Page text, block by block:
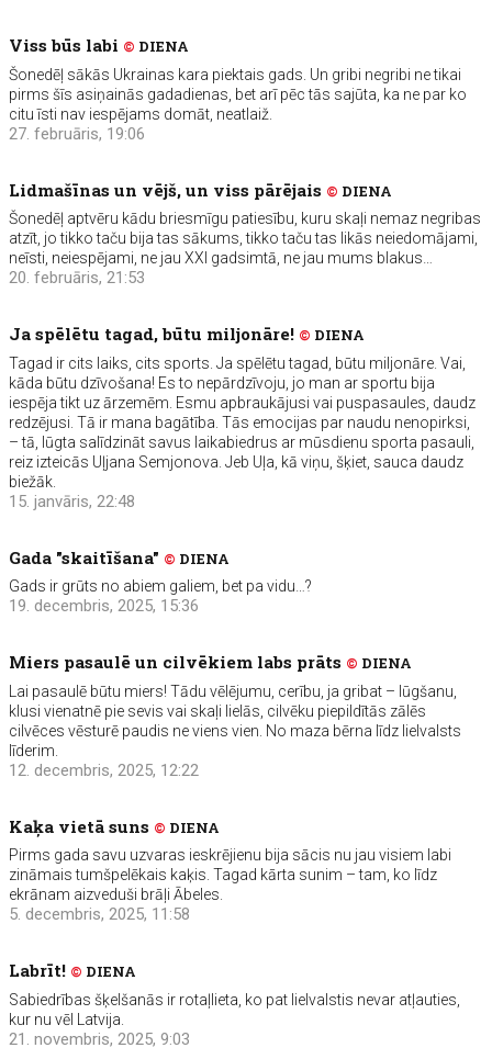
Viss būs labi © DIENA
Šonedēļ sākās Ukrainas kara piektais gads. Un gribi negribi ne tikai
pirms šīs asiņainās gadadienas, bet arī pēc tās sajūta, ka ne par ko
citu īsti nav iespējams domāt, neatlaiž.
27. februāris, 19:06
Lidmašīnas un vējš, un viss pārējais © DIENA
Šonedēļ aptvēru kādu briesmīgu patiesību, kuru skaļi nemaz negribas
atzīt, jo tikko taču bija tas sākums, tikko taču tas likās neiedomājami,
neīsti, neiespējami, ne jau XXI gadsimtā, ne jau mums blakus…
20. februāris, 21:53
Ja spēlētu tagad, būtu miljonāre! © DIENA
Tagad ir cits laiks, cits sports. Ja spēlētu tagad, būtu miljonāre. Vai,
kāda būtu dzīvošana! Es to nepārdzīvoju, jo man ar sportu bija
iespēja tikt uz ārzemēm. Esmu apbraukājusi vai puspasaules, daudz
redzējusi. Tā ir mana bagātība. Tās emocijas par naudu nenopirksi,
– tā, lūgta salīdzināt savus laikabiedrus ar mūsdienu sporta pasauli,
reiz izteicās Uļjana Semjonova. Jeb Uļa, kā viņu, šķiet, sauca daudz
biežāk.
15. janvāris, 22:48
Gada "skaitīšana" © DIENA
Gads ir grūts no abiem galiem, bet pa vidu…?
19. decembris, 2025, 15:36
Miers pasaulē un cilvēkiem labs prāts © DIENA
Lai pasaulē būtu miers! Tādu vēlējumu, cerību, ja gribat – lūgšanu,
klusi vienatnē pie sevis vai skaļi lielās, cilvēku piepildītās zālēs
cilvēces vēsturē paudis ne viens vien. No maza bērna līdz lielvalsts
līderim.
12. decembris, 2025, 12:22
Kaķa vietā suns © DIENA
Pirms gada savu uzvaras ieskrējienu bija sācis nu jau visiem labi
zināmais tumšpelēkais kaķis. Tagad kārta sunim – tam, ko līdz
ekrānam aizveduši brāļi Ābeles.
5. decembris, 2025, 11:58
Labrīt! © DIENA
Sabiedrības šķelšanās ir rotaļlieta, ko pat lielvalstis nevar atļauties,
kur nu vēl Latvija.
21. novembris, 2025, 9:03